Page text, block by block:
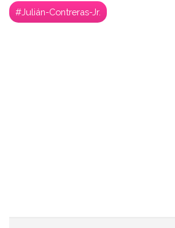
#Julián-Contreras-Jr.